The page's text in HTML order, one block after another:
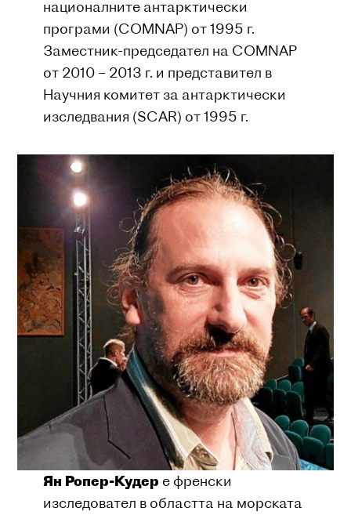
националните антарктически
програми (COMNAP) от 1995 г.
Заместник-председател на COMNAP
от 2010 – 2013 г. и представител в
Научния комитет за антарктически
изследвания (SCAR) от 1995 г.
Ян Ропер-Кудер е френски
изследовател в областта на морската